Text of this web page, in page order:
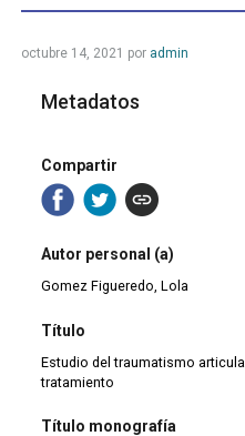
octubre 14, 2021 por admin
Metadatos
Compartir
Autor personal (a)
Gomez Figueredo, Lola
Título
Estudio del traumatismo
tratamiento
Título monografía